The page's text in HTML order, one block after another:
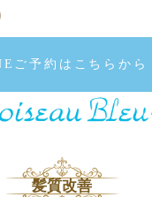
ご予約はこちらから
髪質改善